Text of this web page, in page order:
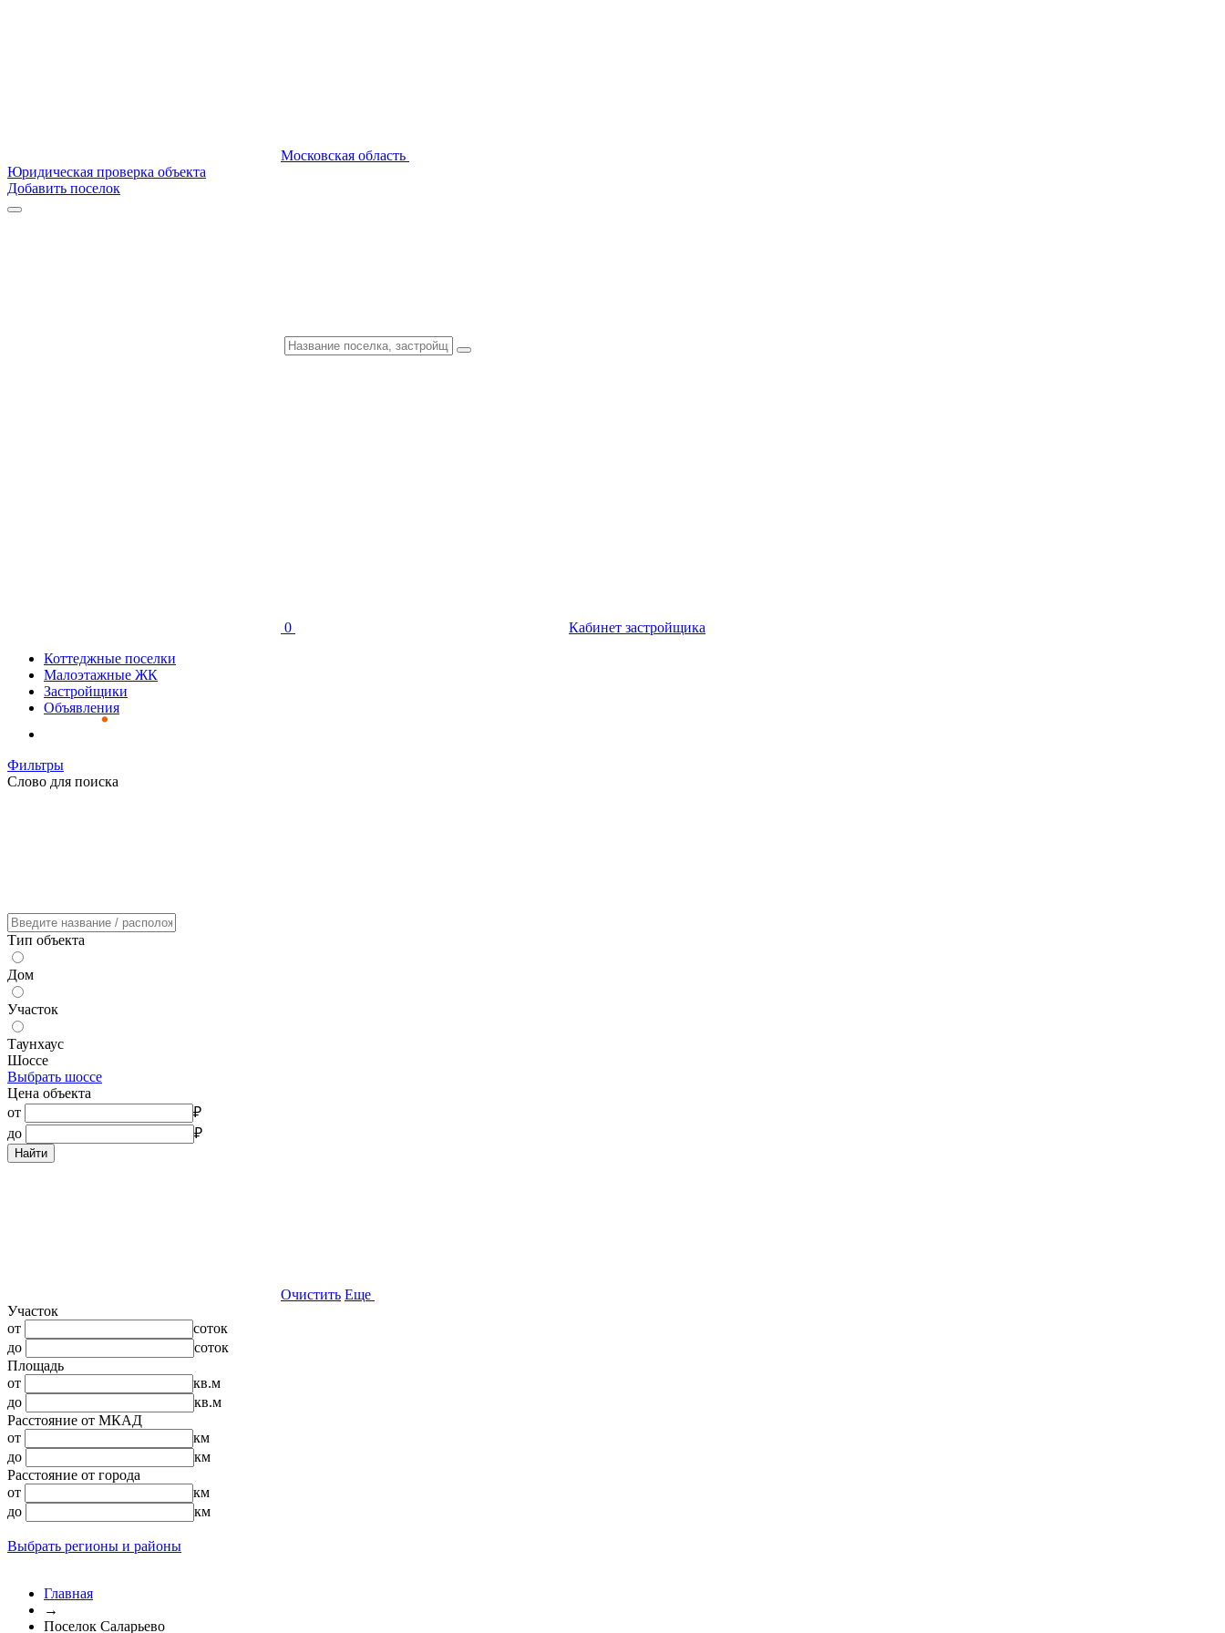
Московская область
Юридическая проверка объекта
Добавить поселок
0
Кабинет застройщика
Коттеджные поселки
Малоэтажные ЖК
Застройщики
Объявления
Фильтры
Слово для поиска
Тип объекта
Дом
Участок
Таунхаус
Шоссе
Выбрать шоссе
Цена объекта
от
₽
до
₽
Найти
Очистить Еще
Участок
от
соток
до
соток
Площадь
от
кв.м
до
кв.м
Расстояние от МКАД
от
км
до
км
Расстояние от города
от
км
до
км
Выбрать регионы и районы
Главная
→
Поселок Саларьево